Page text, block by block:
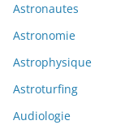
Astronautes
Astronomie
Astrophysique
Astroturfing
Audiologie